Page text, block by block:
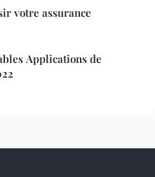
votre assurance
Applications de